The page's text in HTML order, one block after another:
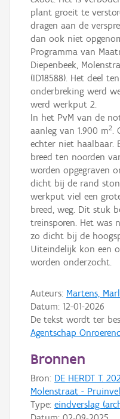
plant groeit te
dragen aan de
dan ook niet
Programma van
Diepenbeek,
(ID18588). Het deel
onderbreking werd
werd werkput 2.
In het PvM van de
aanleg van 1.900 m2.
echter niet haalbaar.
breed ten noorden
worden opgegraven
dicht bij de rand
werkput viel een
breed, weg. Dit stuk
treinsporen. Het was
zo dicht bij de
Uiteindelijk kon een
worden onderzocht.
Auteurs: Martens,
Datum: 12-01-2026
De tekst wordt ter
Agentschap
Bronnen
Bron: DE HERDT T.
Molenstraat -
Type: eindverslag